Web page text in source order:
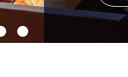
Promotion of Research Unit
Noticias destacadas